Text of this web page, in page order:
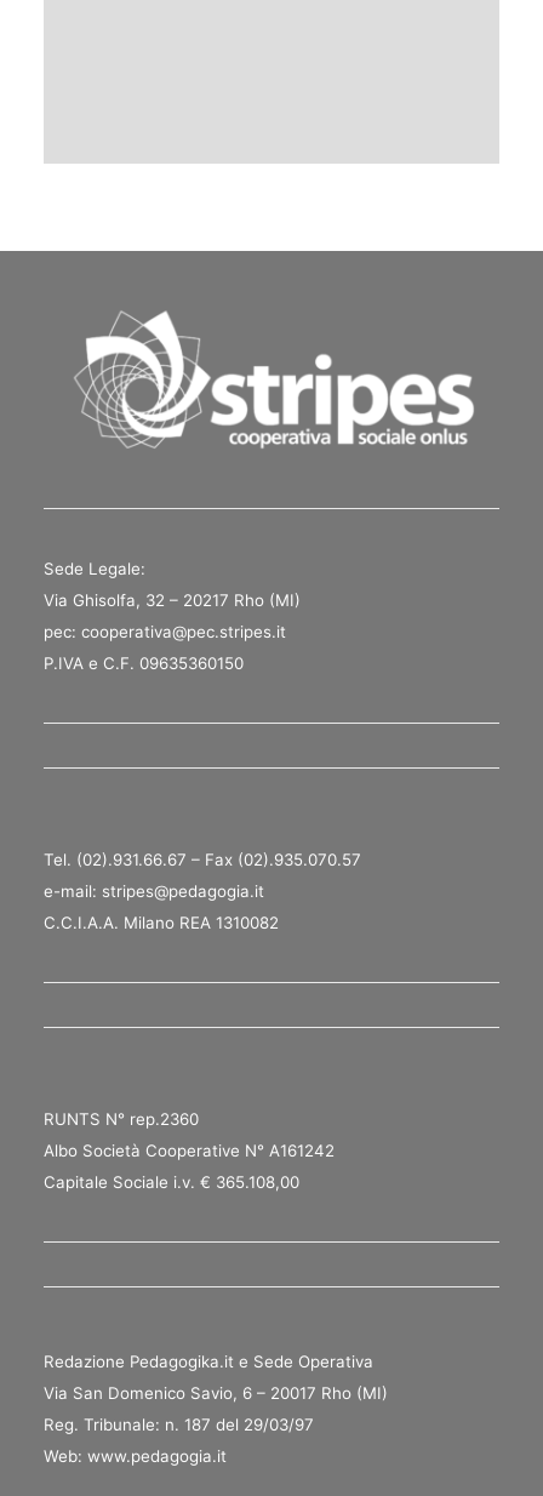
Sede Legale:
Via Ghisolfa, 32 – 20217 Rho (MI)
pec: cooperativa@pec.stripes.it
P.IVA e C.F. 09635360150
Tel. (02).931.66.67 – Fax (02).935.070.57
e-mail: stripes@pedagogia.it
C.C.I.A.A. Milano REA 1310082
RUNTS N° rep.2360
Albo Società Cooperative N° A161242
Capitale Sociale i.v. € 365.108,00
Redazione Pedagogika.it e Sede Operativa
Via San Domenico Savio, 6 – 20017 Rho (MI)
Reg. Tribunale: n. 187 del 29/03/97
Web: www.pedagogia.it